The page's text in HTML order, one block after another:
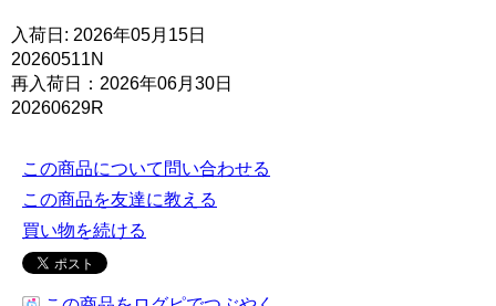
入荷日: 2026年05月15日
20260511N
再入荷日：2026年06月30日
20260629R
この商品について問い合わせる
この商品を友達に教える
買い物を続ける